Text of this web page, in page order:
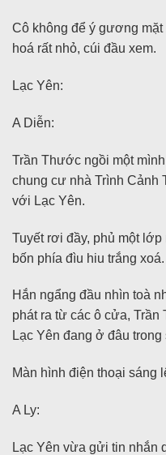
Cô không để ý gương
hoá rất nhỏ, cúi đầu xem.
Lạc Yên:
A Diễn:
Trần Thước ngồi một
chung cư nhà Trình Cảnh
với Lạc Yên.
Tuyết rơi đầy, phủ một lớp
bốn phía đìu hiu trắng xoá.
Hắn ngẩng đầu nhìn toà
phát ra từ các ô cửa,
Lạc Yên đang ở đâu trong
Màn hình điện thoại sáng
A Ly:
Lạc Yên vừa gửi tin nhắn